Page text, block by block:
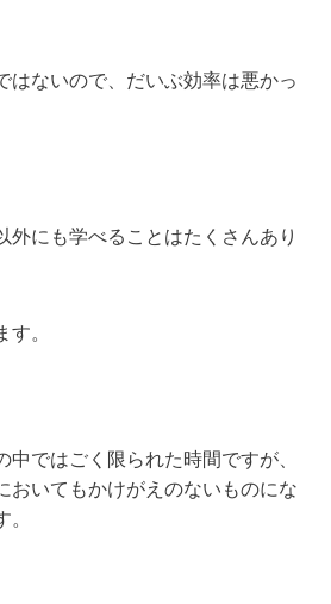
ないので、 だいぶ効率は悪かっ
外にも学べることはたくさんあり
。
中ではごく限られた時間ですが、
おいてもかけがえのないものにな